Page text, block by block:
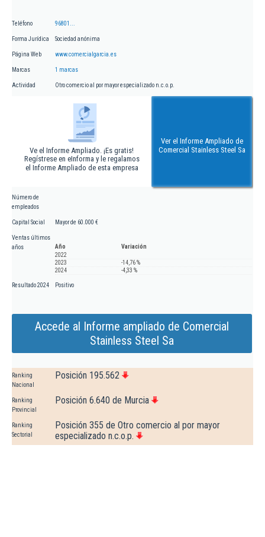
Teléfono 96801...
Forma Jurídica Sociedad anónima
Página Web www.comercialgarcia.es
Marcas 1 marcas
Actividad Otro comercio al por mayor especializado n.c.o.p.
Ve el Informe Ampliado. ¡Es gratis!
Regístrese en eInforma y le regalamos
el Informe Ampliado de esta empresa
Ver el Informe Ampliado de
Comercial Stainless Steel Sa
Número de
empleados
Capital Social Mayor de 60.000 €
Ventas últimos
años
Año
Variación
2022
2023
-14,76 %
2024
-4,33 %
Resultado 2024 Positivo
Accede al Informe ampliado de Comercial
Stainless Steel Sa
Ranking
Nacional
Posición 195.562
Ranking
Provincial
Posición 6.640 de Murcia
Ranking
Sectorial
Posición 355 de Otro comercio al por mayor
especializado n.c.o.p.